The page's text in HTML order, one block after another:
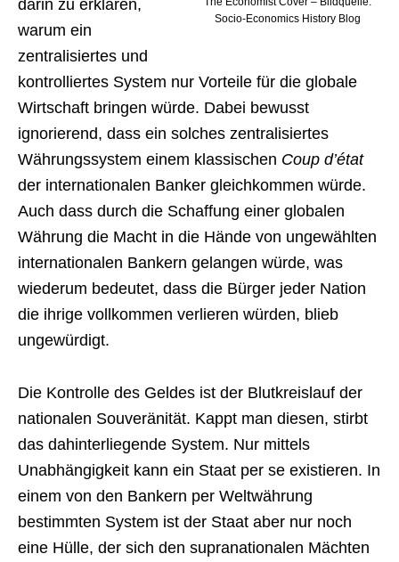
Socio-Economics History Blog
darin zu erklären,
warum ein
zentralisiertes und
kontrolliertes System nur Vorteile für die globale
Wirtschaft bringen würde. Dabei bewusst
ignorierend, dass ein solches zentralisiertes
Währungssystem einem klassischen Coup d’état
der internationalen Banker gleichkommen würde.
Auch dass durch die Schaffung einer globalen
Währung die Macht in die Hände von ungewählten
internationalen Bankern gelangen würde, was
wiederum bedeutet, dass die Bürger jeder Nation
die ihrige vollkommen verlieren würden, blieb
ungewürdigt.
Die Kontrolle des Geldes ist der Blutkreislauf der
nationalen Souveränität. Kappt man diesen, stirbt
das dahinterliegende System. Nur mittels
Unabhängigkeit kann ein Staat per se existieren. In
einem von den Bankern per Weltwährung
bestimmten System ist der Staat aber nur noch
eine Hülle, der sich den supranationalen Mächten